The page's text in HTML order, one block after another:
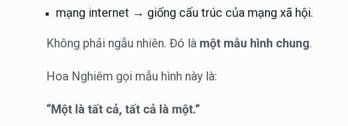
mạng internet → giống cấu trúc của mạng xã hội.
Không phải ngẫu nhiên. Đó là một mẫu hình chung.
Hoa Nghiêm gọi mẫu hình này là:
“Một là tất cả, tất cả là một.”